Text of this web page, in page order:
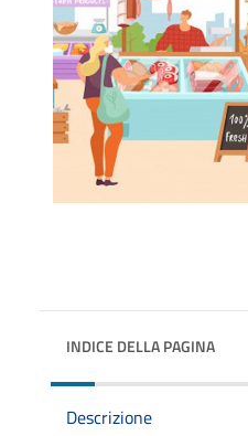
INDICE DELLA PAGINA
Descrizione